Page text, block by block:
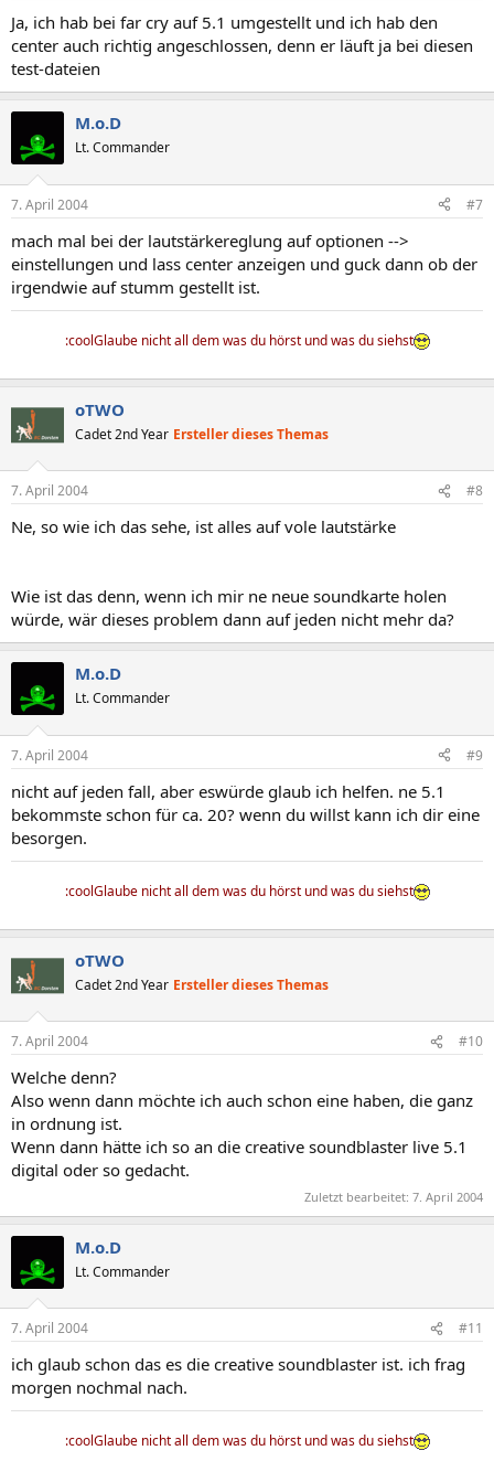
Ja, ich hab bei far cry auf 5.1 umgestellt und ich hab den
center auch richtig angeschlossen, denn er läuft ja bei diesen
test-dateien
M.o.D
Lt. Commander
7. April 2004 #7
mach mal bei der lautstärkereglung auf optionen -->
einstellungen und lass center anzeigen und guck dann ob der
irgendwie auf stumm gestellt ist.
:coolGlaube nicht all dem was du hörst und was du siehst
oTWO
Cadet 2nd Year Ersteller dieses Themas
7. April 2004 #8
Ne, so wie ich das sehe, ist alles auf vole lautstärke
Wie ist das denn, wenn ich mir ne neue soundkarte holen
würde, wär dieses problem dann auf jeden nicht mehr da?
M.o.D
Lt. Commander
7. April 2004 #9
nicht auf jeden fall, aber eswürde glaub ich helfen. ne 5.1
bekommste schon für ca. 20? wenn du willst kann ich dir eine
besorgen.
:coolGlaube nicht all dem was du hörst und was du siehst
oTWO
Cadet 2nd Year Ersteller dieses Themas
7. April 2004 #10
Welche denn?
Also wenn dann möchte ich auch schon eine haben, die ganz
in ordnung ist.
Wenn dann hätte ich so an die creative soundblaster live 5.1
digital oder so gedacht.
Zuletzt bearbeitet: 7. April 2004
M.o.D
Lt. Commander
7. April 2004 #11
ich glaub schon das es die creative soundblaster ist. ich frag
morgen nochmal nach.
:coolGlaube nicht all dem was du hörst und was du siehst